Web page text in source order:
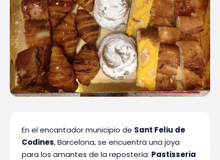
En el encantador municipio de Sant Feliu de
Codines, Barcelona, se encuentra una joya
para los amantes de la repostería: Pastisseria